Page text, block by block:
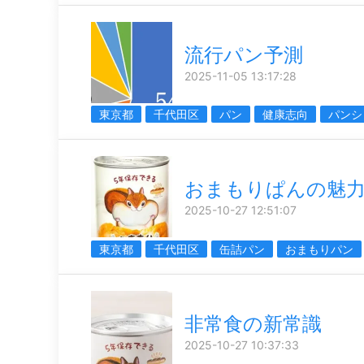
流行パン予測
2025-11-05 13:17:28
東京都 千代田区 パン 健康志向 パン
おまもりぱんの魅力
2025-10-27 12:51:07
東京都 千代田区 缶詰パン おまもりパン
非常食の新常識
2025-10-27 10:37:33